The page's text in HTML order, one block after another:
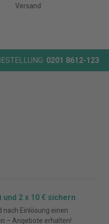
Versand
0201 8612-123
und 2 x 10 € sichern
nach Einlösung einen
– Angebote erhalten!